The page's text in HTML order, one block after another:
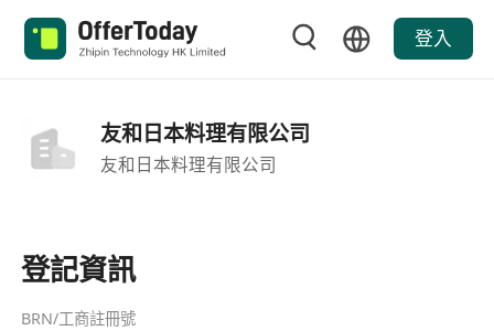
登入
友和日本料理有限公司
友和日本料理有限公司
登記資訊
BRN/工商註冊號